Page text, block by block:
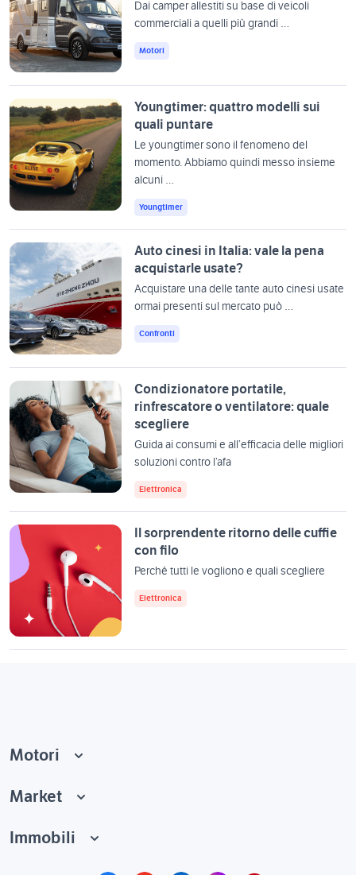
Dai camper allestiti su base di veicoli
commerciali a quelli più grandi …
Motori
Youngtimer: quattro modelli sui
quali puntare
Le youngtimer sono il fenomeno del
momento. Abbiamo quindi messo insieme
alcuni …
Youngtimer
Auto cinesi in Italia: vale la pena
acquistarle usate?
Acquistare una delle tante auto cinesi usate
ormai presenti sul mercato può …
Confronti
Condizionatore portatile,
rinfrescatore o ventilatore: quale
scegliere
Guida ai consumi e all’efficacia delle migliori
soluzioni contro l’afa
Elettronica
Il sorprendente ritorno delle cuffie
con filo
Perché tutti le vogliono e quali scegliere
Elettronica
Motori
Market
Immobili